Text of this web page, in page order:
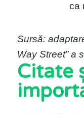
ca
Sursă:
Way Street” a
Citate